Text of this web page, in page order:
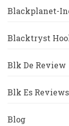
Blackplanet-
Blacktryst
Blk De Review
Blk Es Reviews
Blog